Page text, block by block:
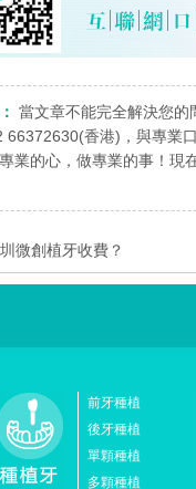
當文章不能完全解決您
66372630(香港)，與專業
業的心，做專業的事！現
微創植牙收費？
前牙種植
後牙種植
單顆種植
多顆種植